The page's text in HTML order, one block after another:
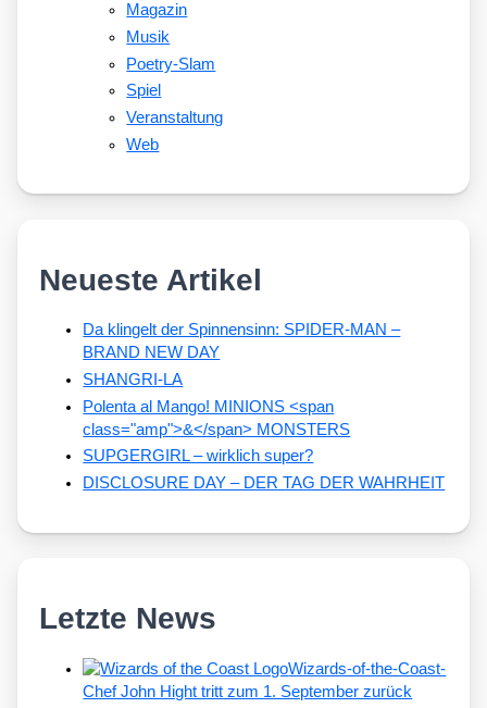
Magazin
Musik
Poetry-Slam
Spiel
Veranstaltung
Web
Neueste Artikel
Da klingelt der Spinnensinn: SPIDER-MAN –
BRAND NEW DAY
SHANGRI-LA
Polenta al Mango! MINIONS <span
class="amp">&</span> MONSTERS
SUPGERGIRL – wirklich super?
DISCLOSURE DAY – DER TAG DER WAHRHEIT
Letzte News
Wizards-of-the-Coast-
Chef John Hight tritt zum 1. September zurück